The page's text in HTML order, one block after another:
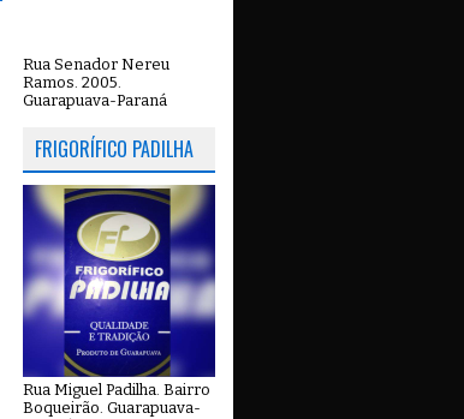
Rua Senador Nereu
Ramos. 2005.
Guarapuava-Paraná
FRIGORÍFICO PADILHA
Rua Miguel Padilha. Bairro
Boqueirão. Guarapuava-